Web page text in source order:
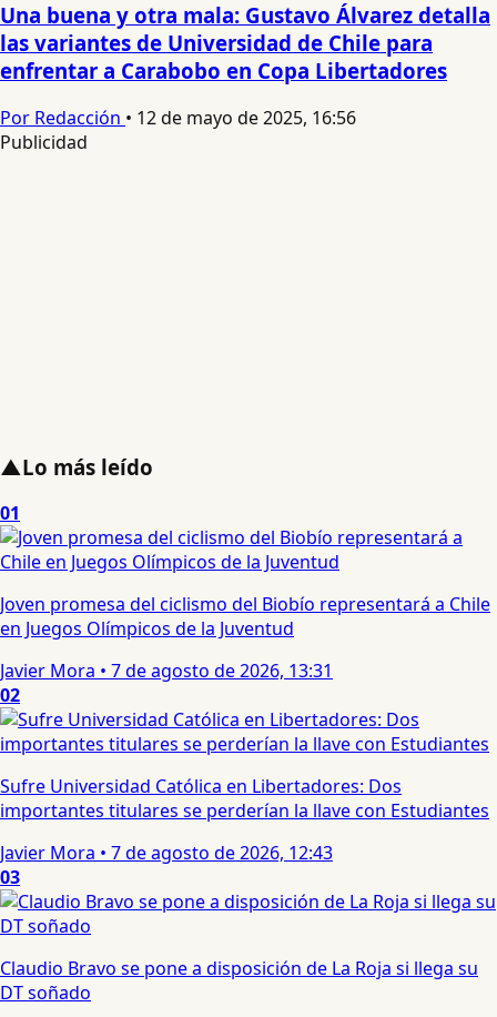
Una buena y otra mala: Gustavo Álvarez detalla
las variantes de Universidad de Chile para
enfrentar a Carabobo en Copa Libertadores
Por Redacción • 12 de mayo de 2025, 16:56
Publicidad
▲Lo más leído
01
Joven promesa del ciclismo del Biobío representará a Chile
en Juegos Olímpicos de la Juventud
Javier Mora • 7 de agosto de 2026, 13:31
02
Sufre Universidad Católica en Libertadores: Dos
importantes titulares se perderían la llave con Estudiantes
Javier Mora • 7 de agosto de 2026, 12:43
03
Claudio Bravo se pone a disposición de La Roja si llega su
DT soñado